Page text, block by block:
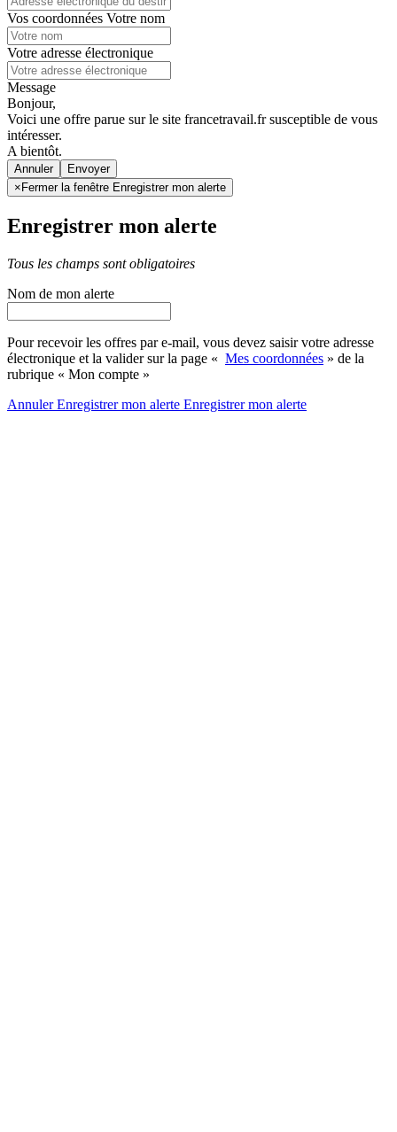
Vos coordonnées Votre nom
Votre adresse électronique
Message
Bonjour,
Voici une offre parue sur le site francetravail.fr susceptible de vous
intéresser.
A bientôt.
Annuler
× Fermer la fenêtre Enregistrer mon alerte
Enregistrer mon alerte
Tous les champs sont obligatoires
Nom de mon alerte
Pour recevoir les offres par e-mail, vous devez saisir votre adresse
électronique et la valider sur la page « Mes coordonnées » de la
rubrique « Mon compte »
AnnulerEnregistrer mon alerte Enregistrermon alerte